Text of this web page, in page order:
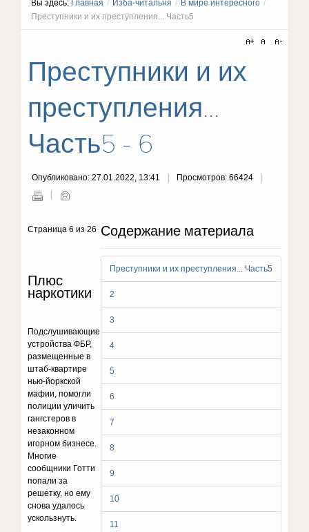
Вы здесь: Главная / Изба-читальня / В мире интересного /
Преступники и их преступления... Часть5
Преступники и их
преступления...
Часть5 - 6
Опубликовано: 27.01.2022, 13:41 Просмотров: 66424
Содержание материала
Преступники и их преступления... Часть5
2
3
4
5
6
7
8
9
10
11
Страница 6 из 26
Плюс
наркотики
Подслушивающие
устройства ФБР,
размещенные в
штаб-квартире
нью-йоркской
мафии, помогли
полиции уличить
гангстеров в
незаконном
игорном бизнесе.
Многие
сообщники Готти
попали за
решетку, но ему
снова удалось
ускользнуть.